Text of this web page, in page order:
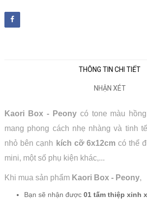
THÔNG TIN CHI TIẾT
NHẬN XÉT
Kaori Box - Peony có tone màu
mang phong cách nhẹ nhàng và tinh
nhỏ bên cạnh kích cỡ 6x12cmcó thể
mini, một số phụ kiện khác,...
Khi mua sản phẩm Kaori Box - Peony,
Bạn sẽ nhận được 01 tấm thiệp xinh